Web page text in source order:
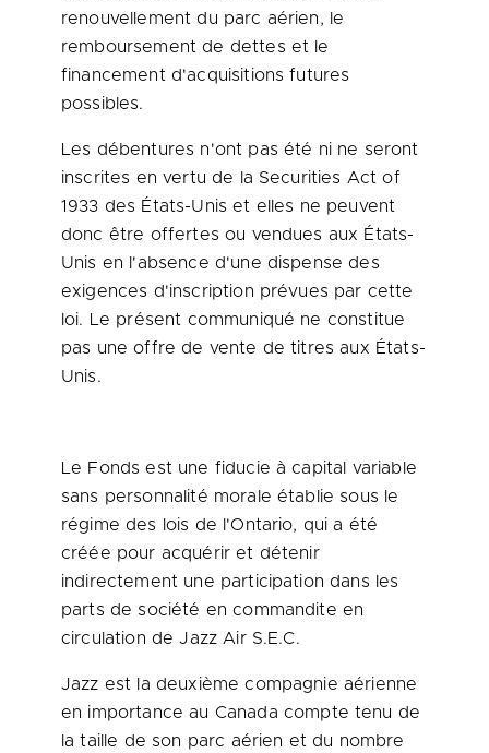
renouvellement du parc aérien, le
remboursement de dettes et le
financement d'acquisitions futures
possibles.
Les débentures n'ont pas été ni ne seront
inscrites en vertu de la Securities Act of
1933 des États-Unis et elles ne peuvent
donc être offertes ou vendues aux États-
Unis en l'absence d'une dispense des
exigences d'inscription prévues par cette
loi. Le présent communiqué ne constitue
pas une offre de vente de titres aux États-
Unis.
Le Fonds est une fiducie à capital variable
sans personnalité morale établie sous le
régime des lois de l'Ontario, qui a été
créée pour acquérir et détenir
indirectement une participation dans les
parts de société en commandite en
circulation de Jazz Air S.E.C.
Jazz est la deuxième compagnie aérienne
en importance au Canada compte tenu de
la taille de son parc aérien et du nombre